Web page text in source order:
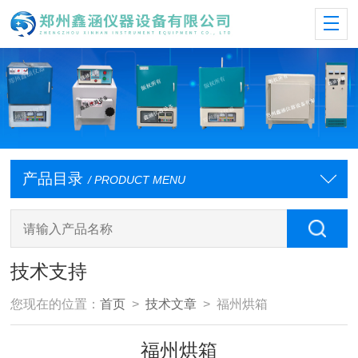
产品目录 / PRODUCT MENU
技术支持
您现在的位置：首页 >技术文章 > 福州烘箱
福州烘箱